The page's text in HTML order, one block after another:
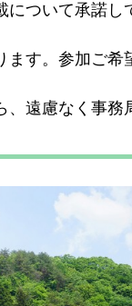
について承諾し
ます。参加ご希
遠慮なく事務